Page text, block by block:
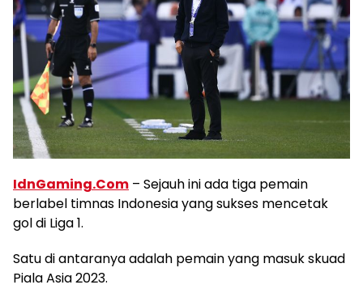
IdnGaming.Com – Sejauh ini ada tiga pemain
berlabel timnas Indonesia yang sukses mencetak
gol di Liga 1.
Satu di antaranya adalah pemain yang masuk skuad
Piala Asia 2023.